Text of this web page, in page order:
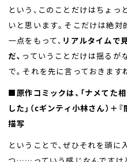
という、このことだけはちょっ
いと思います。そこだけは絶対
一点をもって、 リアルタイムで
だ、 っていうことだけは揺るが
で。それを先に言っておきます
■原作コミックは、「ナメてた
した」（cギンティ小林さん）＋
描写
ということで、ぜひそれを頭に